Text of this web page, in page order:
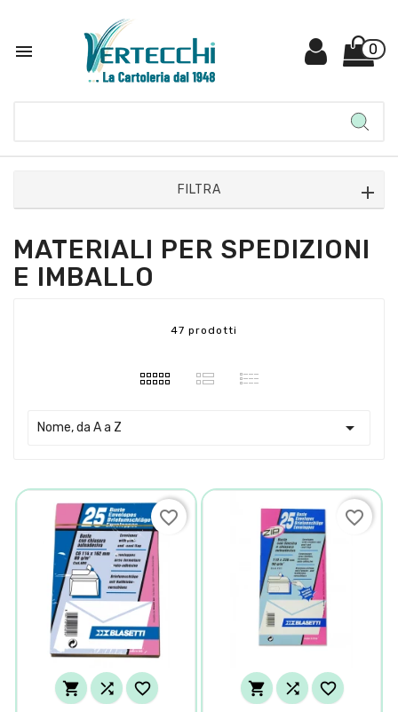
 0
FILTRA
MATERIALI PER SPEDIZIONI
E IMBALLO
47 prodotti
Nome, da A a Z 
  
favorite_border
  
favorite_border